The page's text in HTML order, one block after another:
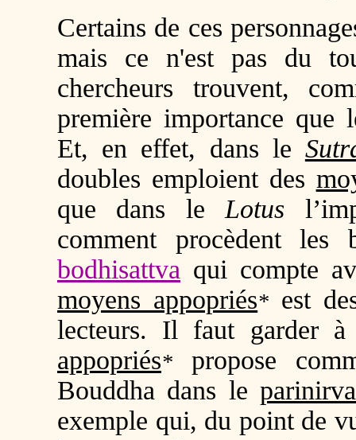
Certains de ces
mais ce n'est pas du
chercheurs trouvent,
première importance
Et, en effet, dans le
doubles emploient des
que dans le Lotus
comment procèdent les
bodhisattva qui compte
moyens appopriés* est
lecteurs. Il faut garder
appopriés* propose
Bouddha dans le
exemple qui, du point de